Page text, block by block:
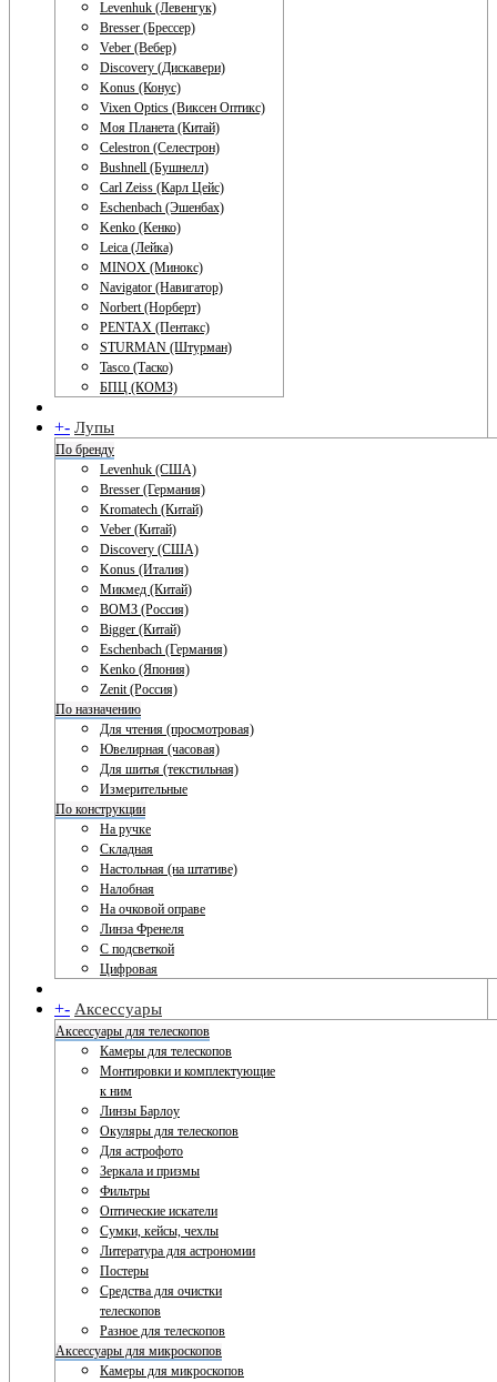
Levenhuk (Левенгук)
Bresser (Брессер)
Veber (Вебер)
Discovery (Дискавери)
Konus (Конус)
Vixen Optics (Виксен Оптикс)
Моя Планета (Китай)
Celestron (Селестрон)
Bushnell (Бушнелл)
Carl Zeiss (Карл Цейс)
Eschenbach (Эшенбах)
Kenko (Кенко)
Leica (Лейка)
MINOX (Минокс)
Navigator (Навигатор)
Norbert (Норберт)
PENTAX (Пентакс)
STURMAN (Штурман)
Tasco (Таско)
БПЦ (КОМЗ)
+- Лупы
По бренду
Levenhuk (США)
Bresser (Германия)
Kromatech (Китай)
Veber (Китай)
Discovery (США)
Konus (Италия)
Микмед (Китай)
ВОМЗ (Россия)
Bigger (Китай)
Eschenbach (Германия)
Kenko (Япония)
Zenit (Россия)
По назначению
Для чтения (просмотровая)
Ювелирная (часовая)
Для шитья (текстильная)
Измерительные
По конструкции
На ручке
Складная
Настольная (на штативе)
Налобная
На очковой оправе
Линза Френеля
С подсветкой
Цифровая
+- Аксессуары
Аксессуары для телескопов
Камеры для телескопов
Монтировки и комплектующие
к ним
Линзы Барлоу
Окуляры для телескопов
Для астрофото
Зеркала и призмы
Фильтры
Оптические искатели
Сумки, кейсы, чехлы
Литература для астрономии
Постеры
Средства для очистки
телескопов
Разное для телескопов
Аксессуары для микроскопов
Камеры для микроскопов